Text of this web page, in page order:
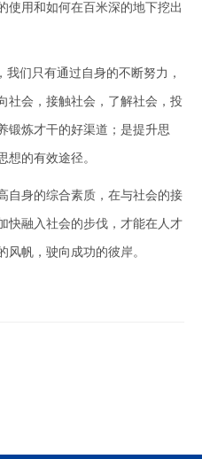
使用和如何在百米深的地下挖出
们只有通过自身的不断努力，
社会，接触社会，了解社会，投
锻炼才干的好渠道；是提升思
想的有效途径。
身的综合素质，在与社会的接
快融入社会的步伐，才能在人才
风帆，驶向成功的彼岸。